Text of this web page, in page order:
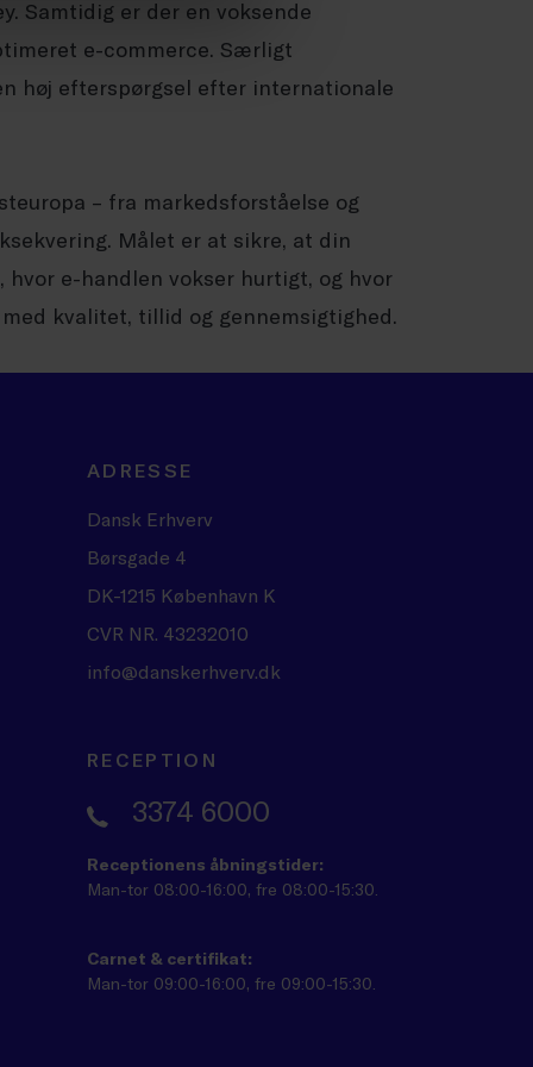
Samtidig er der en voksende
e-commerce. Særligt
høj efterspørgsel efter internationale
– fra markedsforståelse og
Målet er at sikre, at din
e-handlen vokser hurtigt, og hvor
kvalitet, tillid og gennemsigtighed.
ADRESSE
Dansk Erhverv
Børsgade 4
DK-1215 København K
CVR NR. 43232010
info@danskerhverv.dk
RECEPTION
3374 6000
Receptionens åbningstider:
Man-tor 08:00-16:00, fre 08:00-15:30.
Carnet & certifikat:
Man-tor 09:00-16:00, fre 09:00-15:30.